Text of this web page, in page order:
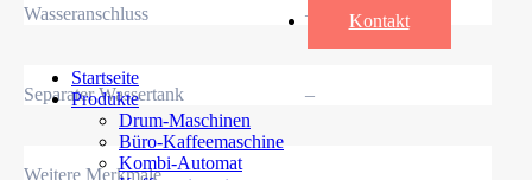
Kontakt
Startseite
Produkte
Drum-Maschinen
Büro-Kaffeemaschine
Kombi-Automat
Wasseranschluss
–
Separater Wassertank –
Weitere Merkmale